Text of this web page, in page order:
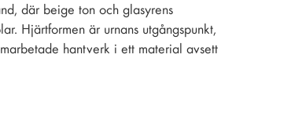
där beige ton och glasyrens
Hjärtformen är urnans utgångspunkt,
hantverk i ett material avsett